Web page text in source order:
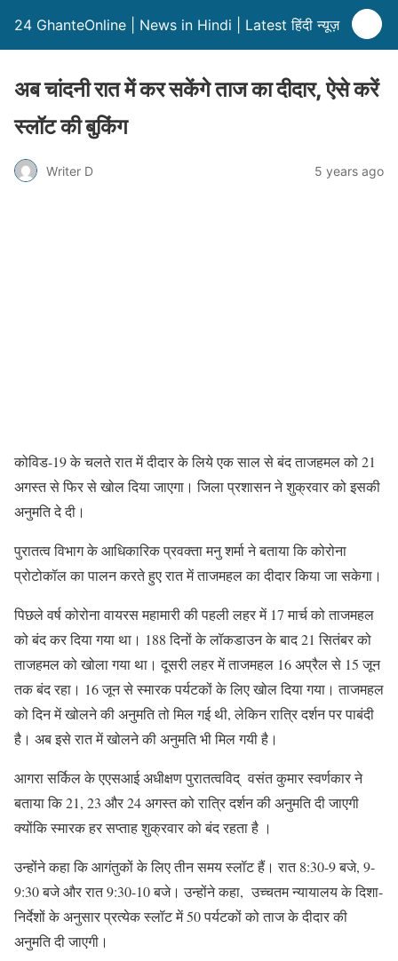
24 GhanteOnline | News in Hindi | Latest हिंदी न्यूज़
अब चांदनी रात में कर सकेंगे ताज का दीदार, ऐसे करें
स्लॉट की बुकिंग
Writer D 5 years ago
कोविड-19 के चलते रात में दीदार के लिये एक साल से बंद ताजहमल को 21
अगस्त से फिर से खोल दिया जाएगा। जिला प्रशासन ने शुक्रवार को इसकी
अनुमति दे दी।
पुरातत्व विभाग के आधिकारिक प्रवक्ता मनु शर्मा ने बताया कि कोरोना
प्रोटोकॉल का पालन करते हुए रात में ताजमहल का दीदार किया जा सकेगा।
पिछले वर्ष कोरोना वायरस महामारी की पहली लहर में 17 मार्च को ताजमहल
को बंद कर दिया गया था। 188 दिनों के लॉकडाउन के बाद 21 सितंबर को
ताजहमल को खोला गया था। दूसरी लहर में ताजमहल 16 अप्रैल से 15 जून
तक बंद रहा। 16 जून से स्मारक पर्यटकों के लिए खोल दिया गया। ताजमहल
को दिन में खोलने की अनुमति तो मिल गई थी, लेकिन रात्रि दर्शन पर पाबंदी
है। अब इसे रात में खोलने की अनुमति भी मिल गयी है।
आगरा सर्किल के एएसआई अधीक्षण पुरातत्वविद् वसंत कुमार स्वर्णकार ने
बताया कि 21, 23 और 24 अगस्त को रात्रि दर्शन की अनुमति दी जाएगी
क्योंकि स्मारक हर सप्ताह शुक्रवार को बंद रहता है ।
उन्होंने कहा कि आगंतुकों के लिए तीन समय स्लॉट हैं। रात 8:30-9 बजे, 9-
9:30 बजे और रात 9:30-10 बजे। उन्होंने कहा, उच्चतम न्यायालय के दिशा-
निर्देशों के अनुसार प्रत्येक स्लॉट में 50 पर्यटकों को ताज के दीदार की
अनुमति दी जाएगी।